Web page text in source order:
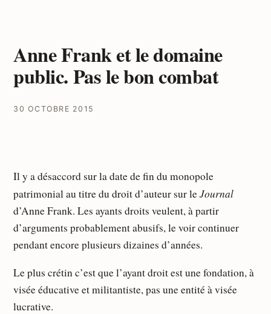
Anne Frank et le domaine
public. Pas le bon combat
30 OCTOBRE 2015
Il y a désaccord sur la date de fin du monopole
patrimonial au titre du droit d’auteur sur leJournal
d’Anne Frank. Les ayants droits veulent, à partir
d’arguments probablement abusifs, le voir continuer
pendant encore plusieurs dizaines d’années.
Le plus crétin c’est que l’ayant droit est une fondation, à
visée éducative et militantiste, pas une entité à visée
lucrative.